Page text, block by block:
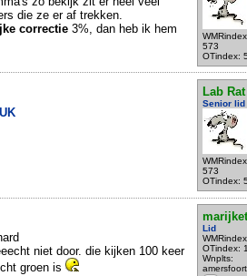
573
OTindex:
die ze er af trekken.
correctie 3%, dan heb ik hem
Lab Rat
Senior lid
573
OTindex:
Lid
OTindex:
Wnplts:
amersfoort
niet door. die kijken 100 keer
groen is